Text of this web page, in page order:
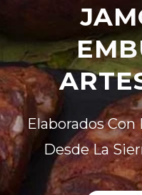
Elaborados
Desde La